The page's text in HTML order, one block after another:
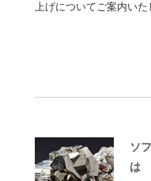
上げについてご案内い
ソ
は